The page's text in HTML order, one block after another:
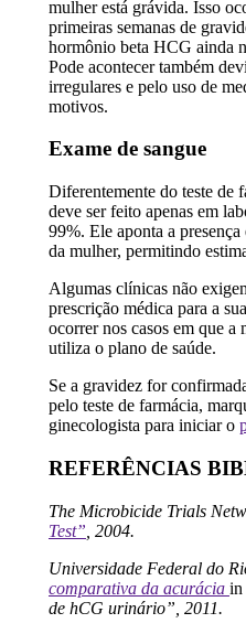
mulher está grávida. Isso
primeiras semanas de
hormônio beta HCG ainda
Pode acontecer também
irregulares e pelo uso de
motivos.
Exame de sangue
Diferentemente do teste de
deve ser feito apenas em
99%. Ele aponta a
da mulher, permitindo
Algumas clínicas não
prescrição médica para a
ocorrer nos casos em que a
utiliza o plano de saúde.
Se a gravidez for
pelo teste de farmácia,
ginecologista para iniciar o
REFERÊNCIAS
The Microbicide Trials
Test” , 2004.
Universidade Federal do
comparativa da acurácia in
de hCG urinário”, 2011.